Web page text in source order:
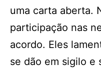
uma carta aberta.
participação nas
acordo. Eles
se dão em sigilo e